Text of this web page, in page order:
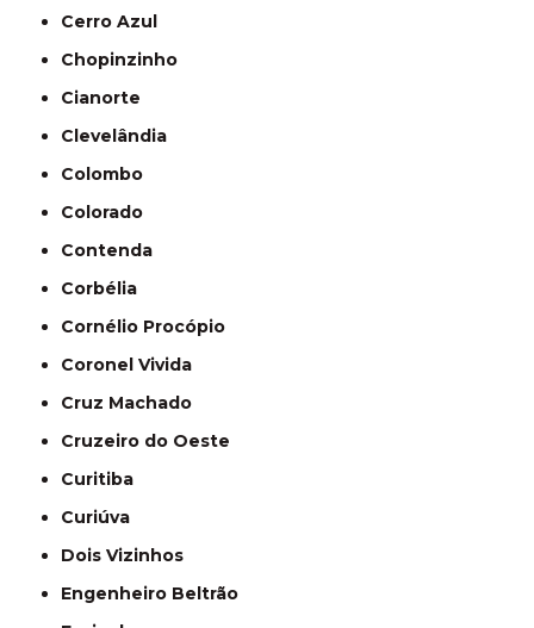
Cerro Azul
Chopinzinho
Cianorte
Clevelândia
Colombo
Colorado
Contenda
Corbélia
Cornélio Procópio
Coronel Vivida
Cruz Machado
Cruzeiro do Oeste
Curitiba
Curiúva
Dois Vizinhos
Engenheiro Beltrão